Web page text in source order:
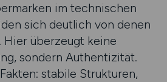
im technischen
sich deutlich von denen
Hier überzeugt keine
sondern Authentizität.
stabile Strukturen,